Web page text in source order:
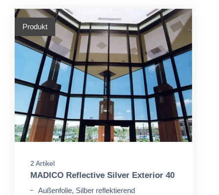
Produkt
2 Artikel
MADICO Reflective Silver Exterior 40
Außenfolie, Silber reflektierend